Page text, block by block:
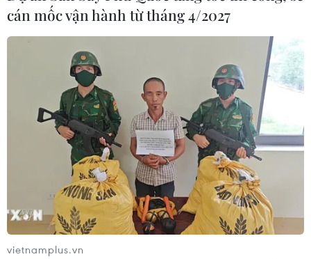
TIN CÙNG CHUYÊN MỤC
Đội tuyển Việt Nam đối đầu Malaysia
tại bán kết ASEAN Cup 2026
cán mốc vận hành từ tháng 4/2027
vietnamplus.vn